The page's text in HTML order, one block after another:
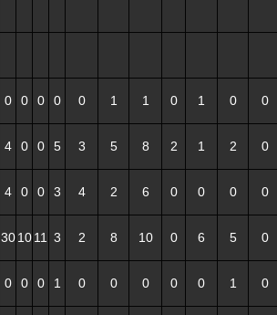
0 0 0 0 0 1 1 0 1 0 0
4 0 0 5 3 5 8 2 1 2 0
4 0 0 3 4 2 6 0 0 0 0
30 10 11 3 2 8 10 0 6 5 0
0 0 0 1 0 0 0 0 0 1 0